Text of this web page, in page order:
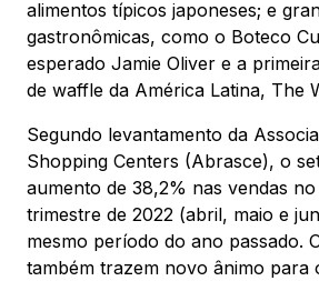
alimentos típicos japoneses; e
gastronômicas, como o Boteco
esperado Jamie Oliver e a
de waffle da América Latina, The
Segundo levantamento da
Shopping Centers (Abrasce), o
aumento de 38,2% nas vendas
trimestre de 2022 (abril, maio e
mesmo período do ano passado.
também trazem novo ânimo para